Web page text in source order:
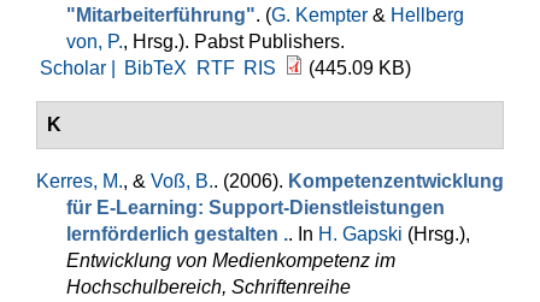
"Mitarbeiterführung". (G. Kempter & Hellberg
von, P., Hrsg.). Pabst Publishers.
Scholar |
BibTeX RTF RIS (445.09 KB)
K
Kerres, M., & Voß, B.. (2006). Kompetenzentwicklung
für E-Learning: Support-Dienstleistungen
lernförderlich gestalten .. In H. Gapski (Hrsg.),
Entwicklung von Medienkompetenz im
Hochschulbereich, Schriftenreihe